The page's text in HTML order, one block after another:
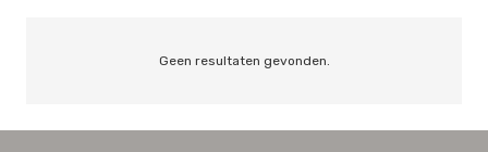
Geen resultaten gevonden.